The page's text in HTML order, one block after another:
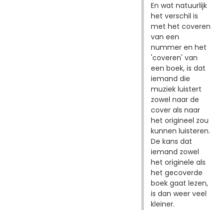
En wat natuurlijk
het verschil is
met het coveren
van een
nummer en het
'coveren' van
een boek, is dat
iemand die
muziek luistert
zowel naar de
cover als naar
het origineel zou
kunnen luisteren.
De kans dat
iemand zowel
het originele als
het gecoverde
boek gaat lezen,
is dan weer veel
kleiner.